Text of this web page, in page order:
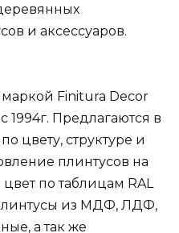
и аксессуаров.
Finitura Decor
1994г. Предлагаются в
цвету, структуре и
плинтусов на
по таблицам RAL
из МДФ, ЛДФ,
а так же